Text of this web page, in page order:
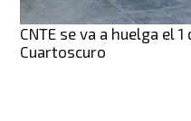
CNTE se va a huelga el
Cuartoscuro